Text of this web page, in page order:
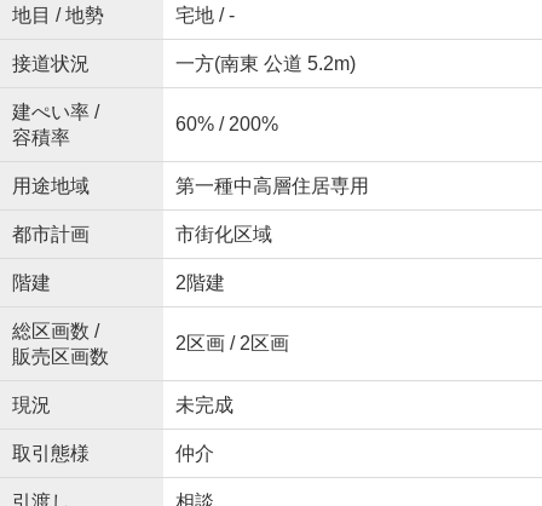
地目 / 地勢 宅地 / -
接道状況 一方(南東 公道 5.2m)
建ぺい率 /
容積率
60% / 200%
用途地域 第一種中高層住居専用
都市計画 市街化区域
階建 2階建
総区画数 /
販売区画数
2区画 / 2区画
現況 未完成
取引態様 仲介